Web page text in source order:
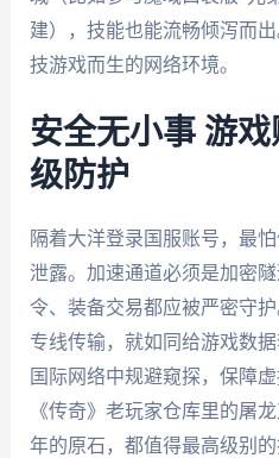
建），技能也能流畅倾泻而
技游戏而生的网络环境。
安全无小事 游
级防护
隔着大洋登录国服账号，最
泄露。加速通道必须是加密
令、装备交易都应被严密守
专线传输，就如同给游戏数
国际网络中规避窥探，保障
《传奇》老玩家仓库里的屠
年的原石，都值得最高级别的